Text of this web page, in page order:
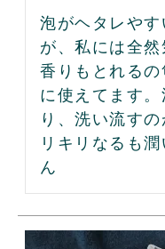
泡がヘタレや
が、私には全然
香りもとれる
に使えてます
り、洗い流す
リキリなるも
ん